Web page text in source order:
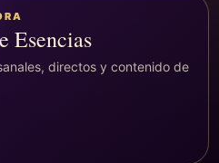
Esencias
directos y contenido de